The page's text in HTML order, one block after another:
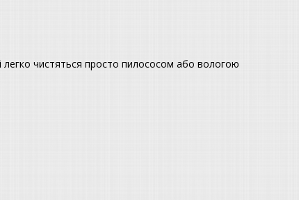
легко чистяться просто пилососом або вологою